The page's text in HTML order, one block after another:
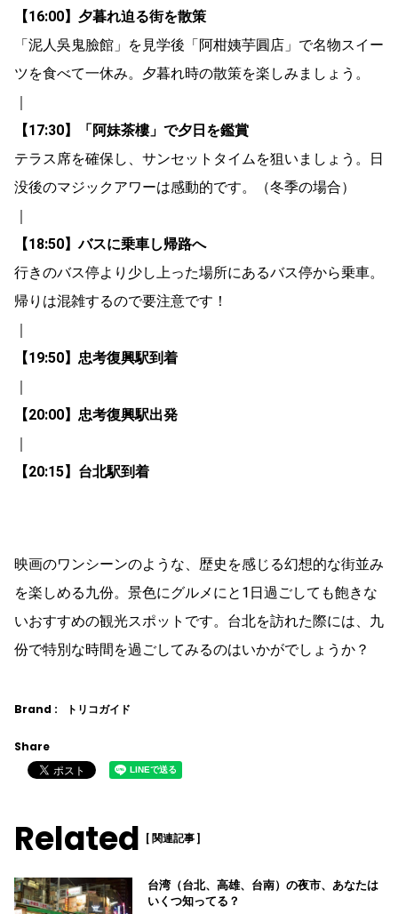
【16:00】夕暮れ迫る街を散策
「泥人吳鬼臉館」を見学後「阿柑姨芋圓店」で名物スイー
ツを食べて一休み。夕暮れ時の散策を楽しみましょう。
｜
【17:30】「阿妹茶樓」で夕日を鑑賞
テラス席を確保し、サンセットタイムを狙いましょう。日
没後のマジックアワーは感動的です。（冬季の場合）
｜
【18:50】バスに乗車し帰路へ
行きのバス停より少し上った場所にあるバス停から乗車。
帰りは混雑するので要注意です！
｜
【19:50】忠考復興駅到着
｜
【20:00】忠考復興駅出発
｜
【20:15】台北駅到着
映画のワンシーンのような、歴史を感じる幻想的な街並み
を楽しめる九份。景色にグルメにと1日過ごしても飽きな
いおすすめの観光スポットです。台北を訪れた際には、九
份で特別な時間を過ごしてみるのはいかがでしょうか？
Brand : トリコガイド
Share
Related [ 関連記事 ]
台湾（台北、高雄、台南）の夜市、あなたは
いくつ知ってる？